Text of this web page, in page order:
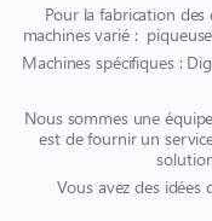
Pour la fabrication des
machines varié :
Machines spécifiques :
Nous sommes une
est de fournir un
Vous avez des idées